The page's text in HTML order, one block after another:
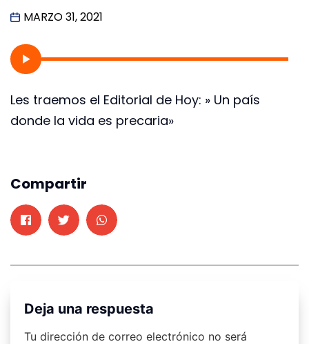
MARZO 31, 2021
Les traemos el Editorial de Hoy: » Un país
donde la vida es precaria»
Compartir
Deja una respuesta
Tu dirección de correo electrónico no será